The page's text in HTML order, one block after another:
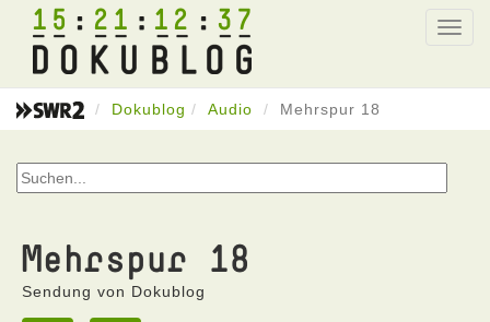
15 21 12 37
Dokublog Audio Mehrspur 18
Mehrspur 18
Sendung von Dokublog